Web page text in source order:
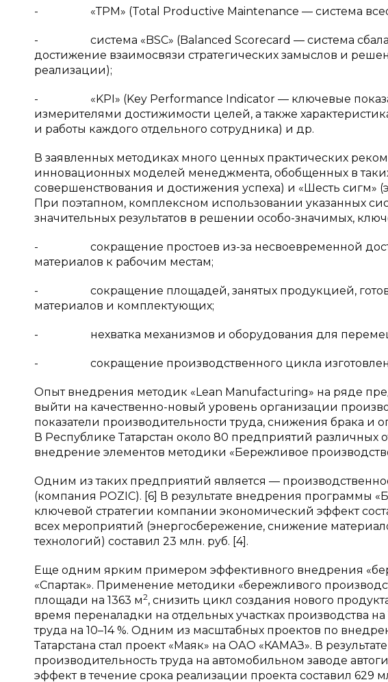
- «ТРМ» (Total Productive Maintenance — система
- система «BSC» (Balanced Scorecard — система
достижение взаимосвязи стратегических замыслов и
реализации);
- «KPI» (Key Performance Indicator — ключевые
измерителями достижимости целей, а также
и работы каждого отдельного сотрудника) и др.
В заявленных методиках много ценных практических
инновационных моделей менеджмента, обобщенных в
совершенствования и достижения успеха) и «Шесть сигм»
При поэтапном, комплексном использовании указанных
значительных результатов в решении особо-значимых,
- сокращение простоев из-за несвоевременной
материалов к рабочим местам;
- сокращение площадей, занятых продукцией, готовой
материалов и комплектующих;
- нехватка механизмов и оборудования для
- сокращение производственного цикла
Опыт внедрения методик «Lean Manufacturing» на ряде
выйти на качественно-новый уровень организации
показатели производительности труда, снижения брака и
В Республике Татарстан около 80 предприятий
внедрение элементов методики «Бережливое
Одним из таких предприятий является —
(компания POZIC). [6] В результате внедрения программы
ключевой стратегии компании экономический эффект
всех мероприятий (энергосбережение, снижение
технологий) составил 23 млн. руб. [4].
Еще одним ярким примером эффективного внедрения
«Спартак». Применение методики «бережливого
площади на 1363 м2, снизить цикл создания нового
время переналадки на отдельных участках производства
труда на 10–14 %. Одним из масштабных проектов по
Татарстана стал проект «Маяк» на ОАО «КАМАЗ». В
производительность труда на автомобильном заводе
эффект в течение срока реализации проекта составил 629